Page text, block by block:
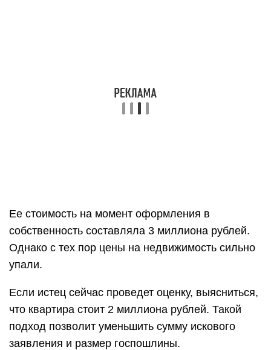
Ее стоимость на момент оформления в
собственность составляла 3 миллиона рублей.
Однако с тех пор цены на недвижимость сильно
упали.
Если истец сейчас проведет оценку, выясниться,
что квартира стоит 2 миллиона рублей. Такой
подход позволит уменьшить сумму искового
заявления и размер госпошлины.